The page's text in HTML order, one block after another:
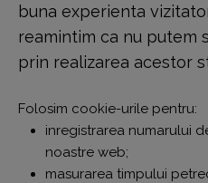
buna experienta
reamintim ca nu putem
prin realizarea acestor
Folosim cookie-urile pentru:
inregistrarea numarului
noastre web;
masurarea timpului